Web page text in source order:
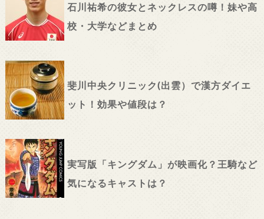
石川祐希の彼女とネックレスの噂！妹や高
校・大学などまとめ
斐川中央クリニック(出雲）で漢方ダイエ
ット！効果や値段は？
実写版「キングダム」が映画化？王騎など
気になるキャストは？